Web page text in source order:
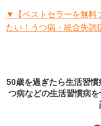
▼【ベストセラーを無料
たい！うつ病・統合失調
50歳を過ぎたら生活習
つ病などの生活習慣病